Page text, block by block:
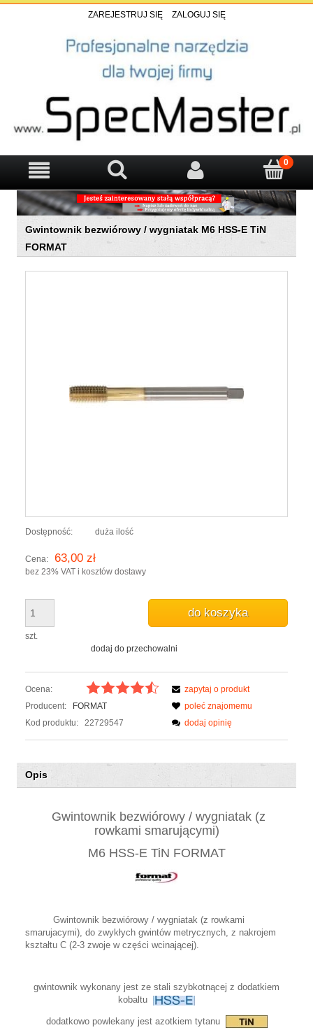
ZAREJESTRUJ SIĘ ZALOGUJ SIĘ
Gwintownik bezwiórowy / wygniatak M6 HSS-E TiN
FORMAT
Dostępność: duża ilość
Cena: 63,00 zł
bez 23% VAT i kosztów dostawy
szt.
do koszyka
dodaj do przechowalni
Ocena:
Producent:
FORMAT
Kod produktu:
22729547
zapytaj o produkt
poleć znajomemu
dodaj opinię
Opis
Gwintownik bezwiórowy / wygniatak (z
rowkami smarującymi)
M6 HSS-E TiN FORMAT
Gwintownik bezwiórowy / wygniatak (z rowkami
smarujacymi), do zwykłych gwintów metrycznych, z nakrojem
kształtu C (2-3 zwoje w części wcinającej).
gwintownik wykonany jest ze stali szybkotnącej z dodatkiem
kobaltu
dodatkowo powlekany jest azotkiem tytanu